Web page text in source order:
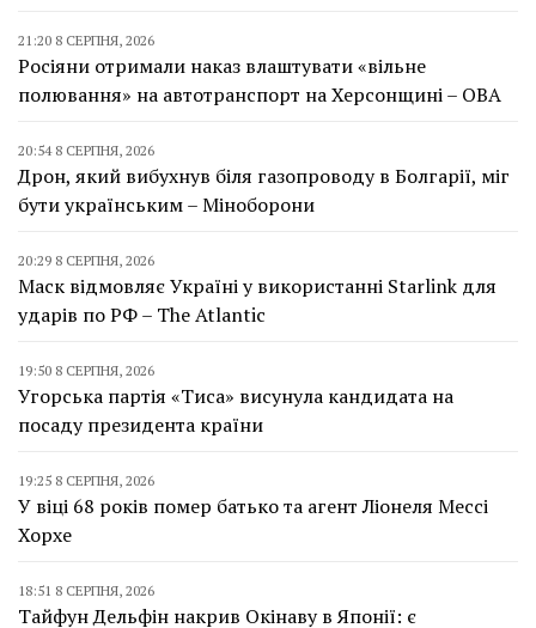
21:20 8 СЕРПНЯ, 2026
Росіяни отримали наказ влаштувати «вільне
полювання» на автотранспорт на Херсонщині – ОВА
20:54 8 СЕРПНЯ, 2026
Дрон, який вибухнув біля газопроводу в Болгарії, міг
бути українським – Міноборони
20:29 8 СЕРПНЯ, 2026
Маск відмовляє Україні у використанні Starlink для
ударів по РФ – The Atlantic
19:50 8 СЕРПНЯ, 2026
Угорська партія «Тиса» висунула кандидата на
посаду президента країни
19:25 8 СЕРПНЯ, 2026
У віці 68 років помер батько та агент Ліонеля Мессі
Хорхе
18:51 8 СЕРПНЯ, 2026
Тайфун Дельфін накрив Окінаву в Японії: є